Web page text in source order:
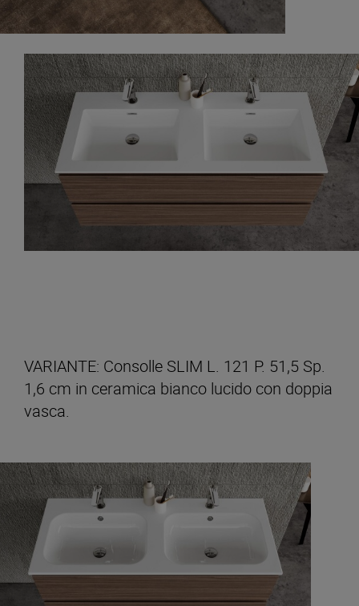
VARIANTE: Consolle SLIM L. 121 P. 51,5 Sp.
1,6 cm in ceramica bianco lucido con doppia
vasca.